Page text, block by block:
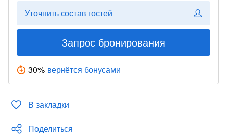
Уточнить состав гостей
Запрос бронирования
30% вернётся бонусами
В закладки
Поделиться